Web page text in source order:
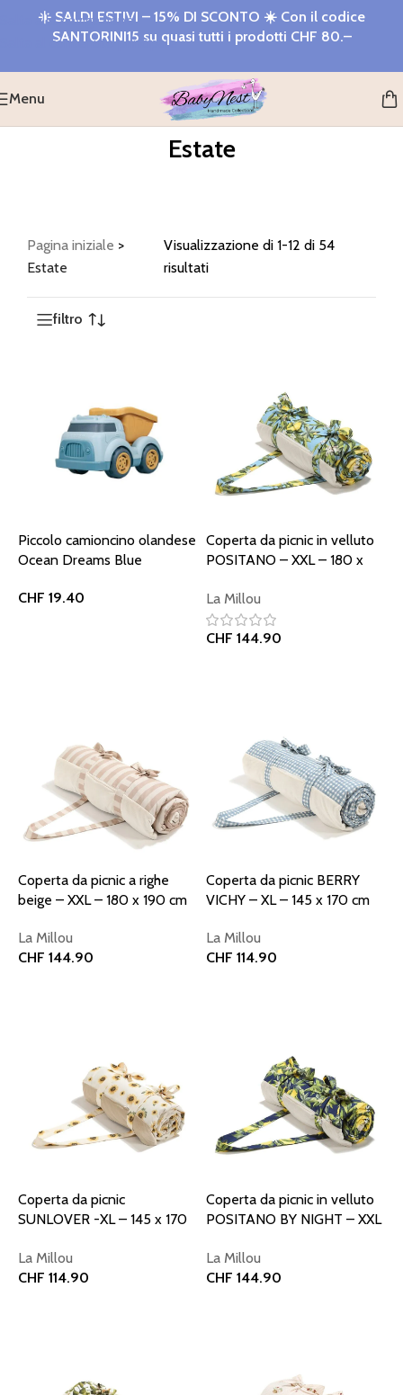
Salta alla navigazione
Salta al contenuto principale
☀️ SALDI ESTIVI – 15% DI SCONTO ☀️ Con il codice
SANTORINI15 su quasi tutti i prodotti CHF 80.–
Menu
Estate
Pagina iniziale >
Estate
Visualizzazione di 1-12 di 54
risultati
filtro
Piccolo camioncino olandese
Ocean Dreams Blue
CHF 19.40
Coperta da picnic in velluto
POSITANO – XXL – 180 x
La Millou
CHF 144.90
Coperta da picnic a righe
beige – XXL – 180 x 190 cm
La Millou
CHF 144.90
Coperta da picnic BERRY
VICHY – XL – 145 x 170 cm
La Millou
CHF 114.90
Coperta da picnic
SUNLOVER -XL – 145 x 170
La Millou
CHF 114.90
Coperta da picnic in velluto
POSITANO BY NIGHT – XXL
La Millou
CHF 144.90